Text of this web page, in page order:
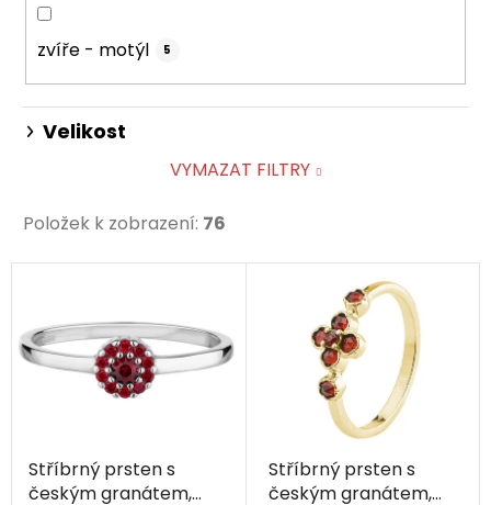
zvíře - motýl 5
Velikost
VYMAZAT FILTRY
Položek k zobrazení: 76
V
p
Stříbrný prsten s
českým granátem,
Stříbrný prsten s
českým granátem,